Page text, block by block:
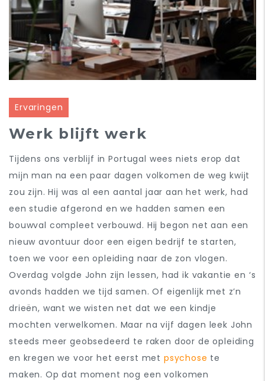
Ervaringen
Werk blijft werk
Tijdens ons verblijf in Portugal wees niets erop dat
mijn man na een paar dagen volkomen de weg kwijt
zou zijn. Hij was al een aantal jaar aan het werk, had
een studie afgerond en we hadden samen een
bouwval compleet verbouwd. Hij begon net aan een
nieuw avontuur door een eigen bedrijf te starten,
toen we voor een opleiding naar de zon vlogen.
Overdag volgde John zijn lessen, had ik vakantie en ‘s
avonds hadden we tijd samen. Of eigenlijk met z’n
drieën, want we wisten net dat we een kindje
mochten verwelkomen. Maar na vijf dagen leek John
steeds meer geobsedeerd te raken door de opleiding
en kregen we voor het eerst met psychose te
maken. Op dat moment nog een volkomen